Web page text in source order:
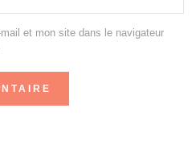
et mon site dans le navigateur